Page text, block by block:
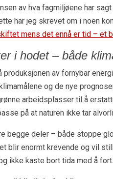
av hva fagmiljøene har
har jeg skrevet om i noen
mens det ennå er tid –
i hodet – både
produksjonen av fornybar
og de nye
arbeidsplasser til å
på at naturen ikke tar
begge deler – både stoppe
blir enormt krevende og vil
ikke kaste bort tida med å